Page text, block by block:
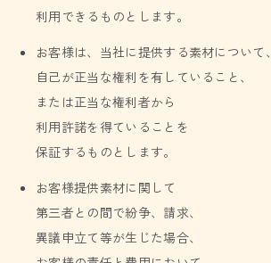
利用できるものとします。
お客様は、当社に提供する素材について、
自己が正当な権利を有していること、
または正当な権利者から
利用許諾を得ていることを
保証するものとします。
お客様提供素材に関して
第三者との間で紛争、請求、
異議申立て等が生じた場合、